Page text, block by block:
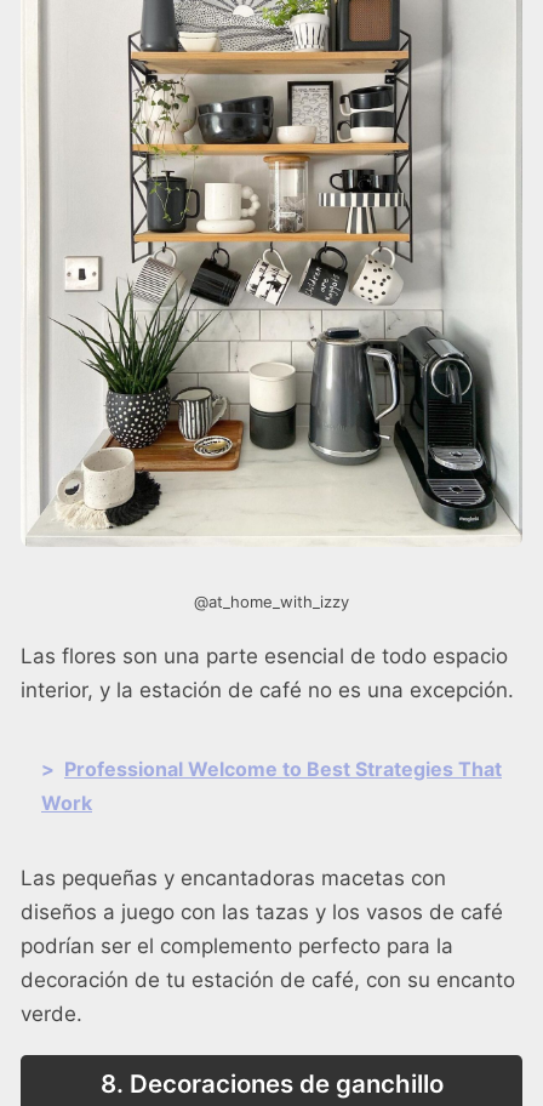
@at_home_with_izzy
Las flores son una parte esencial de todo espacio
interior, y la estación de café no es una excepción.
> Professional Welcome to Best Strategies That
Work
Las pequeñas y encantadoras macetas con
diseños a juego con las tazas y los vasos de café
podrían ser el complemento perfecto para la
decoración de tu estación de café, con su encanto
verde.
8. Decoraciones de ganchillo